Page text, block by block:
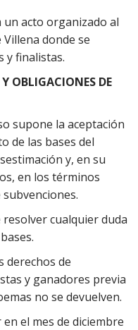
un acto organizado al
donde se
y finalistas.
OBLIGACIONES DE
supone la aceptación
de las bases del
y, en su
en los términos
cualquier duda
derechos de
y ganadores previa
no se devuelven.
el mes de diciembre